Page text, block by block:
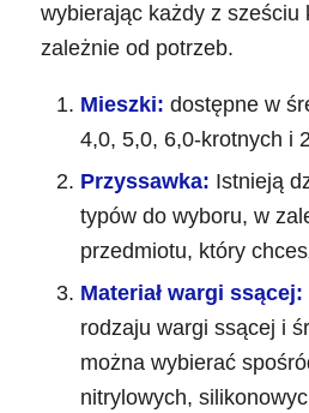
wybierając każdy z sześciu
zależnie od potrzeb.
Mieszki: dostępne w
4,0, 5,0, 6,0-krotnych i
Przyssawka: Istnieją
typów do wyboru, w
przedmiotu, który
Materiał wargi ssącej:
rodzaju wargi ssącej i
można wybierać
nitrylowych,